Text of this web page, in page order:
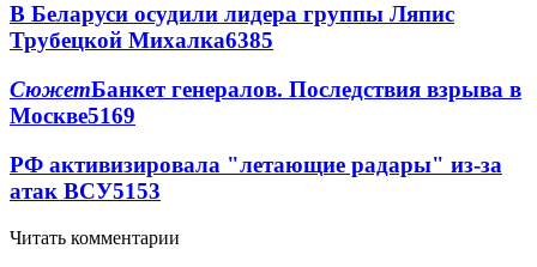
В Беларуси осудили лидера группы Ляпис
Трубецкой Михалка6385
СюжетБанкет генералов. Последствия взрыва в
Москве5169
РФ активизировала "летающие радары" из-за
атак ВСУ5153
Читать комментарии